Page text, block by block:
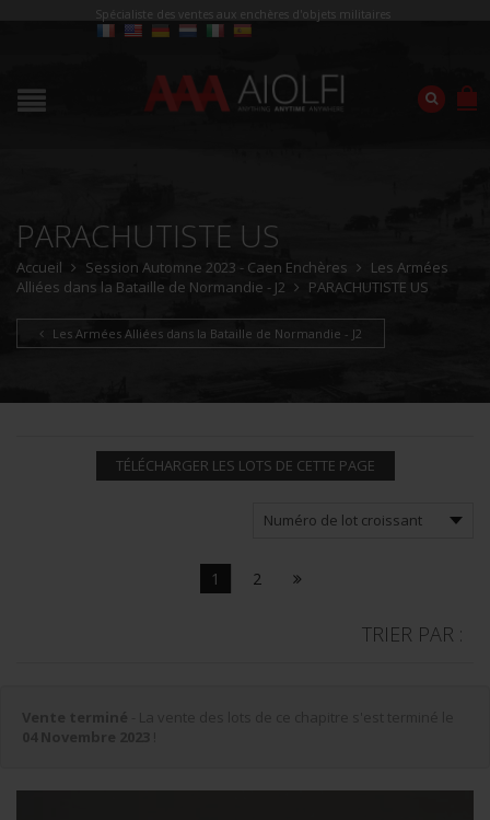
Spécialiste des ventes aux enchères d'objets militaires
PARACHUTISTE US
Accueil Session Automne 2023 - Caen Enchères
Les Armées
Alliées dans la Bataille de Normandie - J2
PARACHUTISTE US
Les Armées Alliées dans la Bataille de Normandie - J2
TÉLÉCHARGER LES LOTS DE CETTE PAGE
1 2
TRIER PAR :